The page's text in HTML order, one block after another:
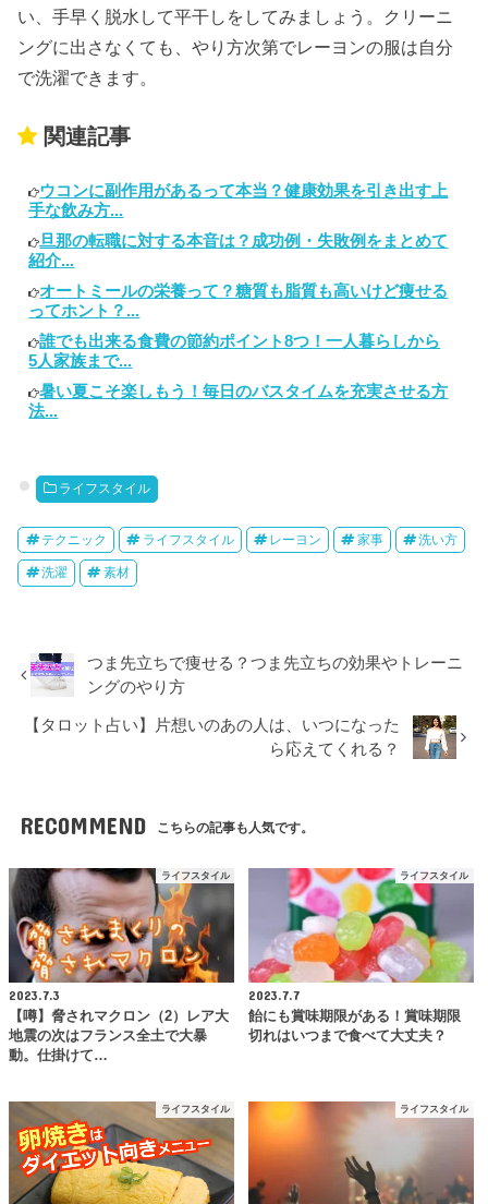
い、手早く脱水して平干しをしてみましょう。クリーニ
ングに出さなくても、やり方次第でレーヨンの服は自分
で洗濯できます。
関連記事
ウコンに副作用があるって本当？健康効果を引き出す上
手な飲み方...
旦那の転職に対する本音は？成功例・失敗例をまとめて
紹介...
オートミールの栄養って？糖質も脂質も高いけど痩せる
ってホント？...
誰でも出来る食費の節約ポイント8つ！一人暮らしから
5人家族まで...
暑い夏こそ楽しもう！毎日のバスタイムを充実させる方
法...
ライフスタイル
テクニック ライフスタイル レーヨン 家事 洗い方
洗濯 素材
つま先立ちで痩せる？つま先立ちの効果やトレーニ
ングのやり方
【タロット占い】片想いのあの人は、いつになった
ら応えてくれる？
RECOMMEND こちらの記事も人気です。
ライフスタイル
2023.7.3
【噂】脅されマクロン（2）レア大
地震の次はフランス全土で大暴
動。仕掛けて…
ライフスタイル
2023.7.7
飴にも賞味期限がある！賞味期限
切れはいつまで食べて大丈夫？
ライフスタイル ライフスタイル